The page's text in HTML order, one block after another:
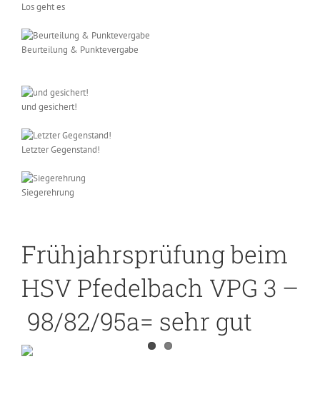
Los geht es
Beurteilung & Punktevergabe
und gesichert!
Letzter Gegenstand!
Siegerehrung
Frühjahrsprüfung beim
HSV Pfedelbach VPG 3 –
98/82/95a= sehr gut